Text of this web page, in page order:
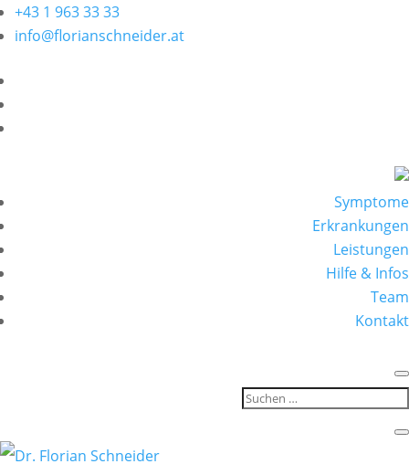
+43 1 963 33 33
info@florianschneider.at
Symptome
Erkrankungen
Leistungen
Hilfe & Infos
Team
Kontakt